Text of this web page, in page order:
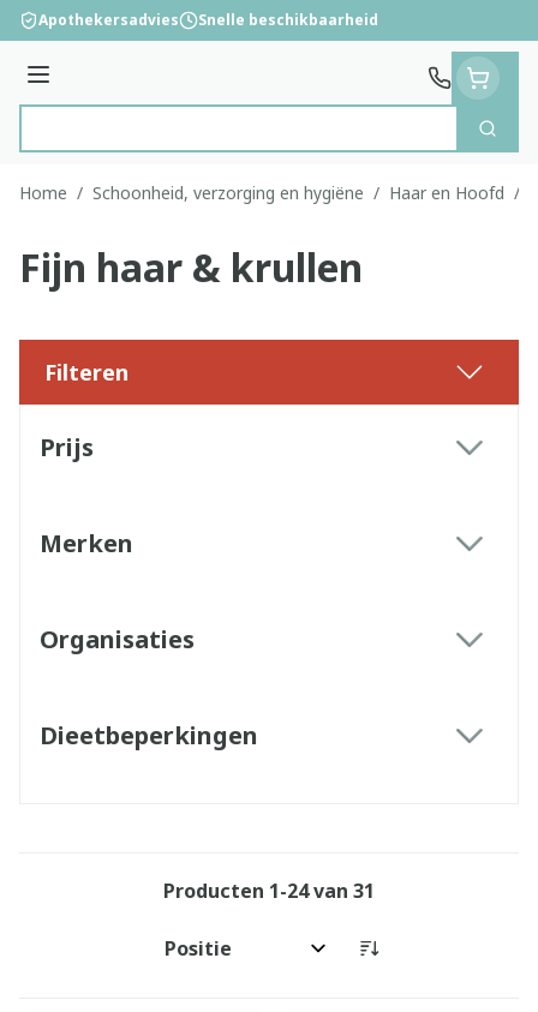
Ga naar de inhoud
Apothekersadvies Snelle beschikbaarheid
Menu
Zoek
Home / Schoonheid, verzorging en hygiëne / Haar en Hoofd /
Fijn haar & krullen
Filteren
Prijs
Merken
Organisaties
Dieetbeperkingen
Producten 1-24van 31
Sorteer op: